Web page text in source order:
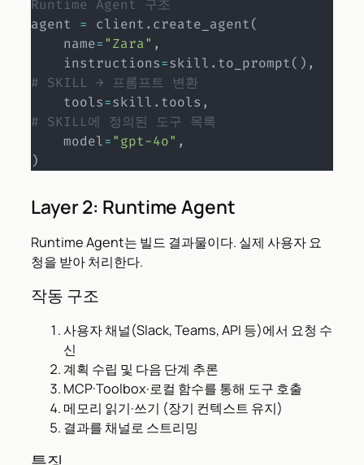
Runtime Agent 구조
agent = client . create_agent(
    name
="Zara" ,
    instructions
=skill . to_prompt( ) ,
# SKILL → 프롬프트 변환
    tools
=skill . tools ,
# SKILL에 정의된 도구 목록
    model
="gpt-4o" ,
)
Layer 2: Runtime Agent
Runtime Agent는 빌드 결과물이다. 실제 사용자 요
청을 받아 처리한다.
작동 구조
사용자 채널(Slack, Teams, API 등)에서 요청 수
신
계획 수립 및 다음 단계 추론
MCP·Toolbox·로컬 함수를 통해 도구 호출
메모리 읽기·쓰기 (장기 컨텍스트 유지)
결과를 채널로 스트리밍